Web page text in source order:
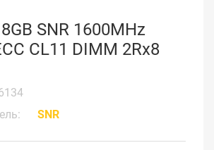
SNR 1600MHz
CL11 DIMM 2Rx8
SNR